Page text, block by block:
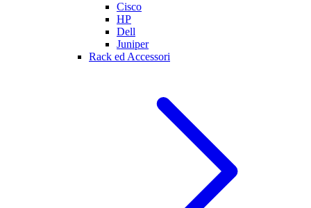
Cisco
HP
Dell
Juniper
Rack ed Accessori